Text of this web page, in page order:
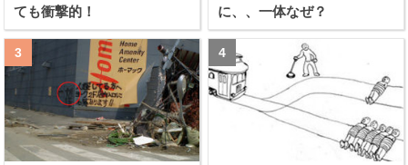
ても衝撃的！
に、、一体なぜ？